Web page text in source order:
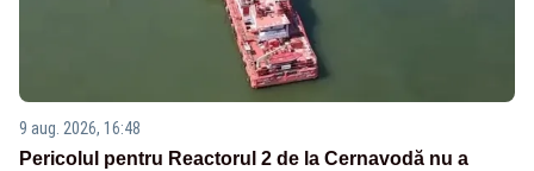
9 aug. 2026, 16:48
Pericolul pentru Reactorul 2 de la Cernavodă nu a